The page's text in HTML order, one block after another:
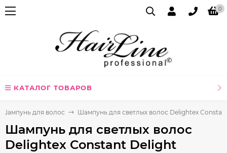
0
КАТАЛОГ ТОВАРОВ
Шампунь для волос Шампунь для светлых волос Delightex
Шампунь для светлых волос
Delightex Constant Delight